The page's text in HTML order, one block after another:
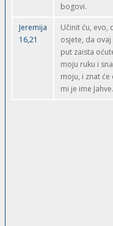
bogovi.
Jeremija
16,21
Učinit ću, evo,
osjete, da ovaj
put zaista
moju ruku i
moju, i znat će
mi je ime